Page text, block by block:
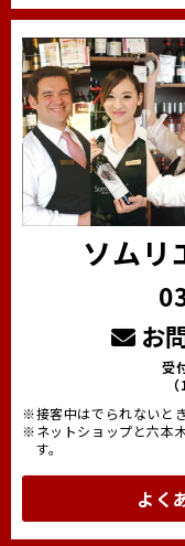
ソムリ
お
受
※接客中はでられないと
※ネットショップと六本
す。
よく